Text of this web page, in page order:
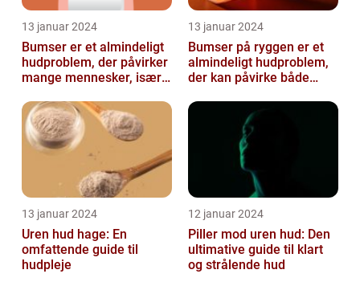
13 januar 2024
Bumser er et almindeligt
hudproblem, der påvirker
mange mennesker, især i
13 januar 2024
Bumser på ryggen er et
almindeligt hudproblem,
der kan påvirke både
13 januar 2024
Uren hud hage: En
omfattende guide til
hudpleje
12 januar 2024
Piller mod uren hud: Den
ultimative guide til klart
og strålende hud